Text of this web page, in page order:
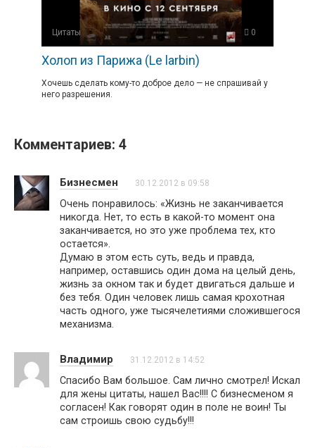
Цитаты 0
Холоп из Парижа (Le larbin)
Хочешь сделать кому-то доброе дело — не спрашивай у
него разрешения.
Комментариев: 4
Бизнесмен 30.12.2012 в 09:58
Очень понравилось: «Жизнь не заканчивается
никогда. Нет, то есть в какой-то момент она
заканчивается, но это уже проблема тех, кто
остается».
Думаю в этом есть суть, ведь и правда,
например, оставшись один дома на целый день,
жизнь за окном так и будет двигаться дальше и
без тебя. Один человек лишь самая крохотная
часть одного, уже тысячелетиями сложившегося
механизма.
Владимир 31.12.2012 в 14:52
Спасибо Вам большое. Сам лично смотрел! Искал
для жены цитаты, нашел Вас!!!! С бизнесменом я
согласен! Как говорят один в поле не воин! Ты
сам строишь свою судьбу!!!